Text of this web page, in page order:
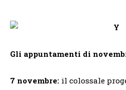
Gli appuntamenti di
7 novembre: il colossale